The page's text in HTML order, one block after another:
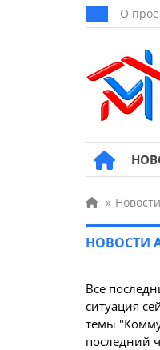
О
»
НОВОСТИ
Все
ситуация
темы
последний